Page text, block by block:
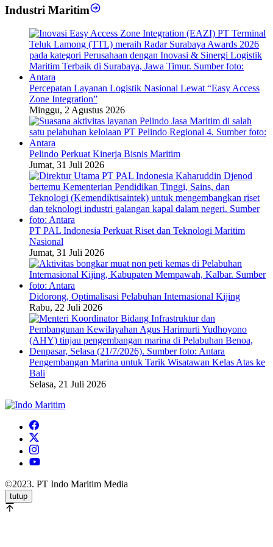
Industri Maritim
Percepatan Layanan Logistik Nasional Lewat “Easy Access
Zone Integration”
Minggu, 2 Agustus 2026
Pelindo Perkuat Kinerja Bisnis Maritim
Jumat, 31 Juli 2026
PT PAL Indonesia Perkuat Riset dan Teknologi Maritim
Nasional
Jumat, 31 Juli 2026
Didorong, Optimalisasi Pelabuhan Internasional Kijing
Rabu, 22 Juli 2026
Pengembangan Marina untuk Tarik Wisatawan Kelas Atas ke
Bali
Selasa, 21 Juli 2026
©2023. PT Indo Maritim Media
tutup